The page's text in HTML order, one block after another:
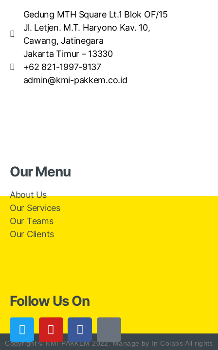
Gedung MTH Square Lt.1 Blok OF/15
Jl. Letjen. M.T. Haryono Kav. 10,
Cawang, Jatinegara
Jakarta Timur – 13330
+62 821-1997-9137
admin@kmi-pakkem.co.id
Our Menu
About Us
Our Services
Our Teams
Our Clients
Follow Us On
Copyright ©KMI-PAKKEM 2022.Manage by In-Colabs All rights